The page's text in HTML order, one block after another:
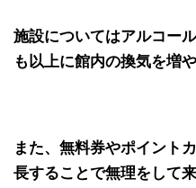
施設についてはアルコー
も以上に館内の換気を増
また、無料券やポイント
長することで無理をして